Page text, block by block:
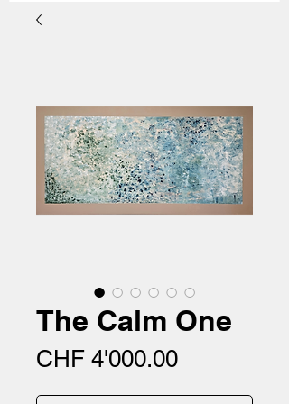
The Calm One
CHF 4'000.00Preis